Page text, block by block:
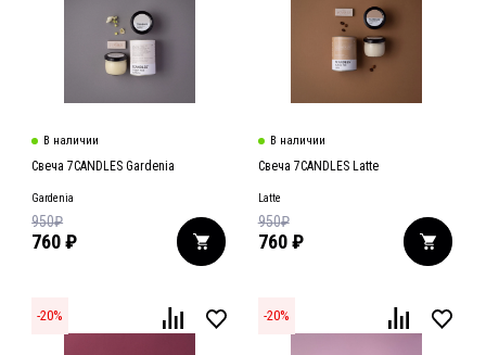
В наличии
Свеча 7CANDLES Gardenia
Gardenia
760₽
950₽
В наличии
Свеча 7CANDLES Latte
Latte
760 ₽
950₽
-20% -20%